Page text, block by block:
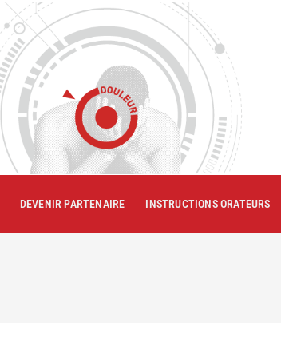
DEVENIR PARTENAIRE INSTRUCTIONS ORATEURS